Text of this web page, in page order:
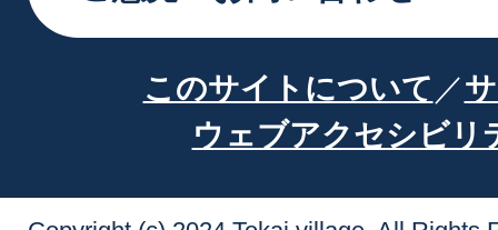
このサイトについて
ウェブアクセシビリ